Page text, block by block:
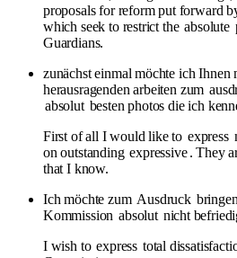
proposals for reform put forward
which seek to restrict the absolute
Guardians.
zunächst einmal möchte ich
herausragenden arbeiten zum
absolut besten photos die ich
First of all I would like to express
on outstanding expressive. They
that I know.
Ich möchte zum Ausdruck
Kommission absolut nicht
I wish to express total